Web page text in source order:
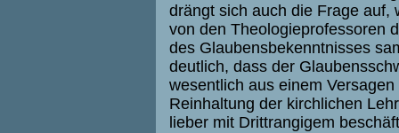
drängt sich auch die Frage auf,
von den Theologieprofessoren
des Glaubensbekenntnisses
deutlich, dass der
wesentlich aus einem
Reinhaltung der kirchlichen
lieber mit Drittrangigem